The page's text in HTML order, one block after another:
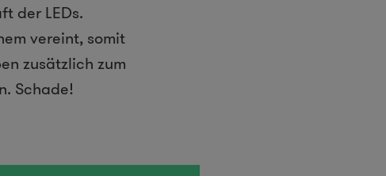
der LEDs.
vereint, somit
zusätzlich zum
Schade!